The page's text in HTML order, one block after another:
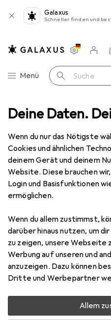
Deine Daten.
Wenn du nur das Nötigste
Cookies und ähnlichen
deinem Gerät und deinem
Website. Diese brauchen
Login und Basisfunktionen
ermöglichen.
Wenn du allem zustimmst,
darüber hinaus nutzen, um
zu zeigen, unsere Webseite
Werbung auf unseren und
anzuzeigen. Dazu können
Dritte und Werbepartner
Allem
Galaxus
Schneller finden und
Navigation nach Kategorien
Menü Suche
Merklisten
Warenkorb
BOSS (Electronics)
9
BOSS (Electronics)
Synthesizer
Bass, Gitarre
Preis in EUR inkl. MwSt.
EUR
329,25
EUR
10,85sparen
Angebot fürEUR
318,40
1